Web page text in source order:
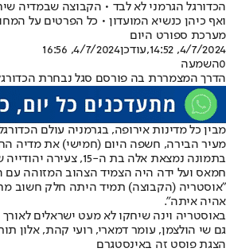
הכדורגל הגרמני לא לבד • הקבוצה שבמדיה
ואף כיהן כנשיא המועדון • כל הפרטים על
מערכת ספורט היום
4/7/2024, 14:52
,עודכן4/7/2024, 16:56
0השמעה
הדרך המצמררת בה פורסם סגל נבחרת
מבין כל מדינות אירופה, בגרמניה עולם
מעיר הבירה, חשפה היום (חמישי) את מדיה
בתמונה נמצאת
חמאס ועל ידה היה הצמיד הצהוב המזוהה
"אוסטריה (הקבוצה) תמיד היתה חלק חשוב
אהיה איתה".
באוסטריה וינה שיחקו לא מעט ישראלים
גם שי הולצמן, עומר דמארי, רועי קהת, אלון
הצגת פוסט זה באינסטגרם